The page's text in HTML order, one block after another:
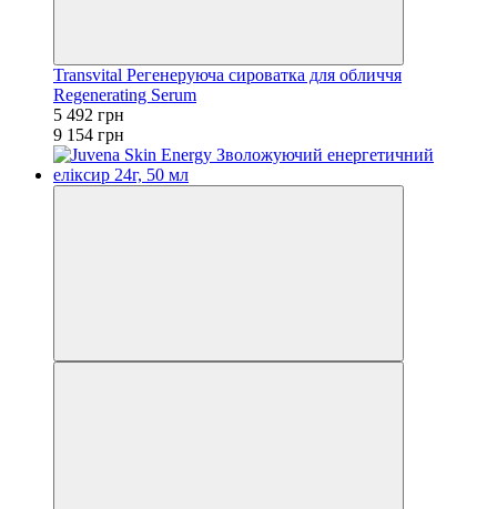
Transvital Регенеруюча сироватка для обличчя
Regenerating Serum
5 492 грн
9 154 грн